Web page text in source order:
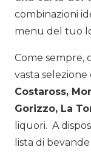
combinazioni
menu del tuo
Come sempre,
vasta
Costaross,
Gorizzo, La
liquori. A
lista di